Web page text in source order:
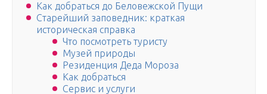
Как добраться до Беловежской Пущи
Старейший заповедник: краткая
историческая справка
Что посмотреть туристу
Музей природы
Резиденция Деда Мороза
Как добраться
Сервис и услуги